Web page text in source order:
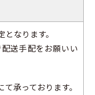
なります。
送手配をお願いい
承っております。